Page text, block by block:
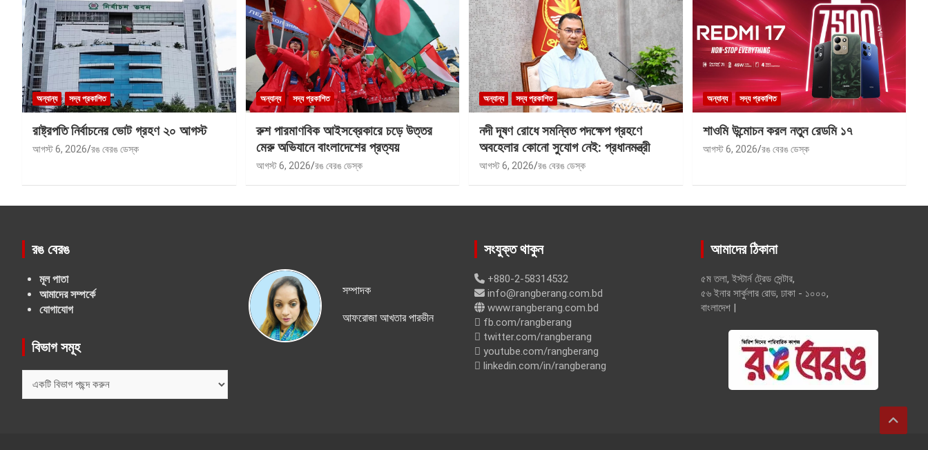
অন্যান্য সদ্য প্রকাশিত
রাষ্ট্রপতি নির্বাচনের ভোট গ্রহণ ২০ আগস্ট
আগস্ট 6, 2026 রঙ বেরঙ ডেস্ক
অন্যান্য সদ্য প্রকাশিত
রুশ পারমাণবিক আইসব্রেকারে চড়ে উত্তর
মেরু অভিযানে বাংলাদেশের প্রত্যয়
আগস্ট 6, 2026 রঙ বেরঙ ডেস্ক
অন্যান্য সদ্য প্রকাশিত
নদী দূষণ রোধে সমন্বিত পদক্ষেপ গ্রহণে
অবহেলার কোনো সুযোগ নেই: প্রধানমন্ত্রী
আগস্ট 6, 2026 রঙ বেরঙ ডেস্ক
অন্যান্য সদ্য প্রকাশিত
শাওমি উন্মোচন করল নতুন রেডমি ১৭
আগস্ট 6, 2026 রঙ বেরঙ ডেস্ক
রঙ বেরঙ
মূল পাতা
আমাদের সম্পর্কে
যোগাযোগ
বিভাগ সমূহ
সমূহ
সম্পাদক
আফরোজা আখতার পারভীন
সংযুক্ত থাকুন
+880-2-58314532
info@rangberang.com.bd
www.rangberang.com.bd
fb.com/rangberang
twitter.com/rangberang
youtube.com/rangberang
linkedin.com/in/rangberang
আমাদের ঠিকানা
৫ম তলা, ইস্টার্ন ট্রেড সেন্টার,
৫৬ ইনার সার্কুলার রোড, ঢাকা - ১০০০,
বাংলাদেশ |